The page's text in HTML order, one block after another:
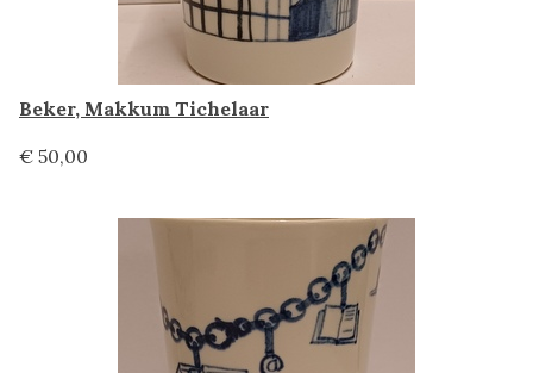
Beker, Makkum Tichelaar
€ 50,00